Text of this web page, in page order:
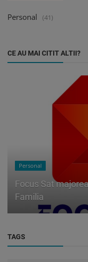
Personal (41)
CE AU MAI CITIT ALTII?
Personal
Focus Sat
Familia
TAGS